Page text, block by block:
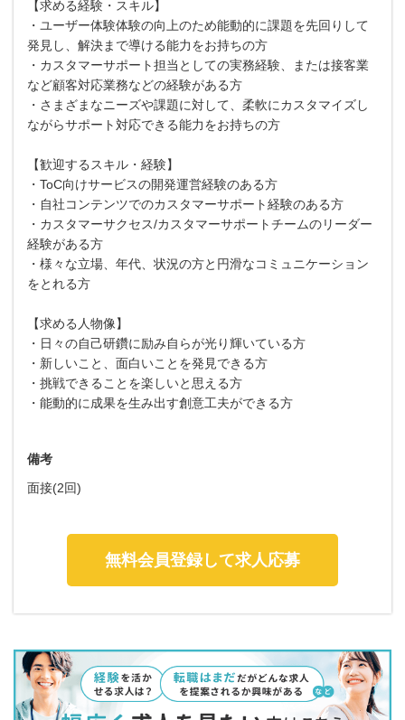
【求める経験・スキル】
・ユーザー体験体験の向上のため能動的に課題を先回りして
発見し、解決まで導ける能力をお持ちの方
・カスタマーサポート担当としての実務経験、または接客業
など顧客対応業務などの経験がある方
・さまざまなニーズや課題に対して、柔軟にカスタマイズし
ながらサポート対応できる能力をお持ちの方
【歓迎するスキル・経験】
・ToC向けサービスの開発運営経験のある方
・自社コンテンツでのカスタマーサポート経験のある方
・カスタマーサクセス/カスタマーサポートチームのリーダー
経験がある方
・様々な立場、年代、状況の方と円滑なコミュニケーション
をとれる方
【求める人物像】
・日々の自己研鑽に励み自らが光り輝いている方
・新しいこと、面白いことを発見できる方
・挑戦できることを楽しいと思える方
・能動的に成果を生み出す創意工夫ができる方
備考
面接(2回)
無料会員登録して求人応募